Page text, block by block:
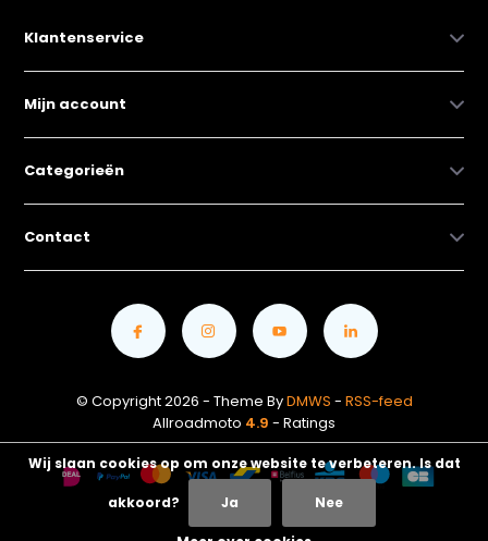
Klantenservice
Mijn account
Categorieën
Contact
© Copyright 2026 - Theme ByDMWS - RSS-feed
Allroadmoto 4.9 - Ratings
Wij slaan cookies op om onze website te verbeteren. Is dat
akkoord? Ja Nee